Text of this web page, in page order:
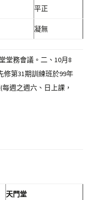
平正
凝無
堂務會議。二、10月8
修第31期訓練班於99年
週之週六、日上課，
天門堂